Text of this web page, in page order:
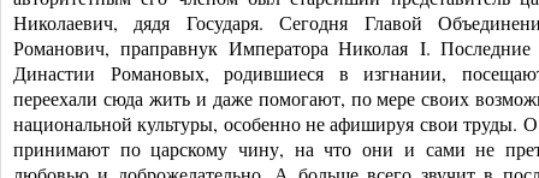
Николаевич, дядя Государя. Сегодня Главой
Романович, праправнук Императора Николая I.
Династии Романовых, родившиеся в изгнании,
переехали сюда жить и даже помогают, по мере своих
национальной культуры, особенно не афишируя свои труды.
принимают по царскому чину, на что они и сами не